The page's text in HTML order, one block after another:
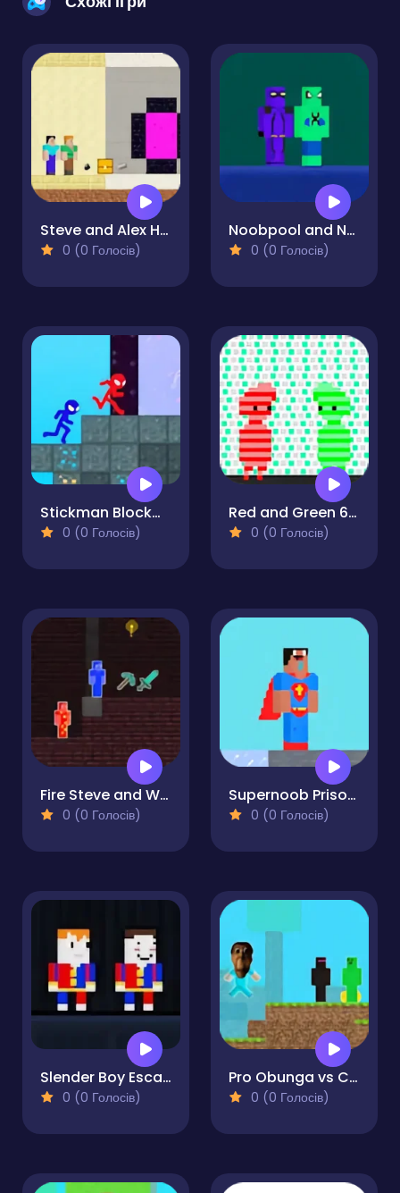
Steve and Alex House Escape
0 (0 Голосів)
Noobpool and Noobspider
0 (0 Голосів)
Stickman Blockworld Parkour 2
0 (0 Голосів)
Red and Green 6: Color Rain
0 (0 Голосів)
Fire Steve and Water Alex
0 (0 Голосів)
Supernoob Prison Easter
0 (0 Голосів)
Slender Boy Escape Robbie
0 (0 Голосів)
Pro Obunga vs CreepEnder
0 (0 Голосів)